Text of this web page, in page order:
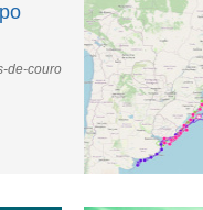
de-couro